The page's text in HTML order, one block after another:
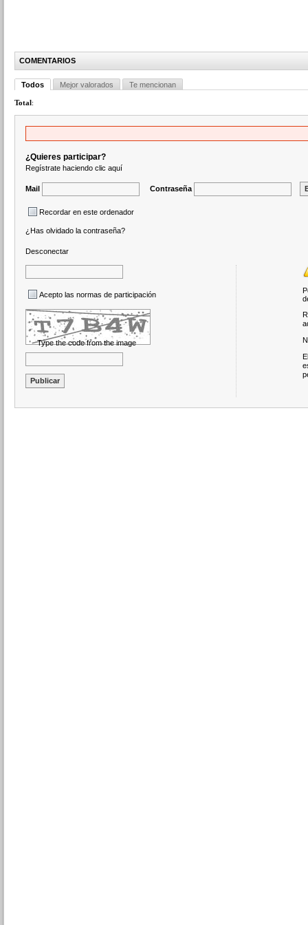
COMENTARIOS
Todos Mejor valorados Te mencionan
Total:
¿Quieres participar?
Regístrate haciendo clic aquí
Mail Contraseña
Recordar en este ordenador
¿Has olvidado la contraseña?
Desconectar
Acepto las normas de participación
Type the code from the image